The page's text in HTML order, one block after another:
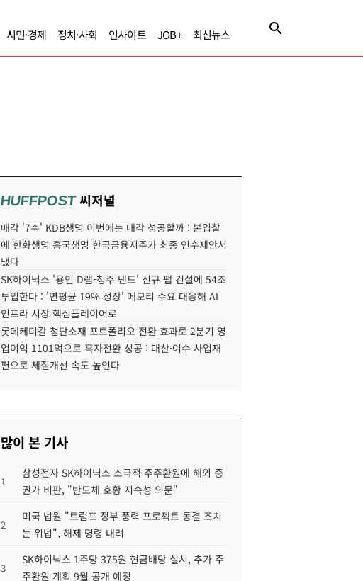
시민·경제 정치·사회 인사이트 JOB+ 최신뉴스
HUFFPOST씨저널
매각 '7수' KDB생명 이번에는 매각 성공할까 : 본입찰
에 한화생명 흥국생명 한국금융지주가 최종 인수제안서
냈다
SK하이닉스 '용인 D램-청주 낸드' 신규 팹 건설에 54조
투입한다 : '연평균 19% 성장' 메모리 수요 대응해 AI
인프라 시장 핵심플레이어로
롯데케미칼 첨단소재 포트폴리오 전환 효과로 2분기 영
업이익 1101억으로 흑자전환 성공 : 대산·여수 사업재
편으로 체질개선 속도 높인다
많이 본 기사
1
삼성전자 SK하이닉스 소극적 주주환원에 해외 증
권가 비판, "반도체 호황 지속성 의문"
2
미국 법원 "트럼프 정부 풍력 프로젝트 동결 조치
는 위법", 해제 명령 내려
3
SK하이닉스 1주당 375원 현금배당 실시, 추가 주
주환원 계획 9월 공개 예정